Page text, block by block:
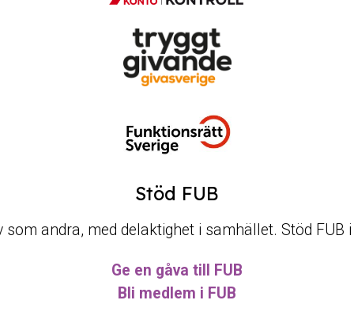
Stöd FUB
som andra, med delaktighet i samhället. Stöd FUB
Ge en gåva till FUB
Bli medlem i FUB